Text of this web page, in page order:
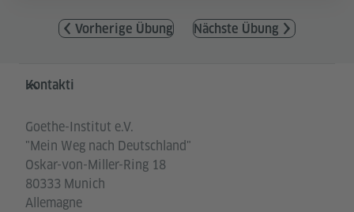
Vorherige Übung Nächste Übung
Service- und Informationsbereich
Kontakti
Goethe-Institut e.V.
"Mein Weg nach Deutschland"
Oskar-von-Miller-Ring 18
80333 Munich
Allemagne